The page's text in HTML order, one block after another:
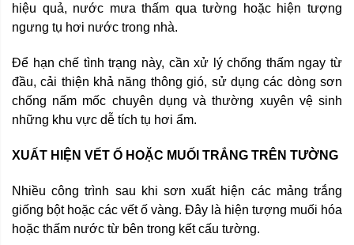
hiệu quả, nước mưa thấm qua tường hoặc hiện tượng
ngưng tụ hơi nước trong nhà.
Để hạn chế tình trạng này, cần xử lý chống thấm ngay từ
đầu, cải thiện khả năng thông gió, sử dụng các dòng sơn
chống nấm mốc chuyên dụng và thường xuyên vệ sinh
những khu vực dễ tích tụ hơi ẩm.
XUẤT HIỆN VẾT Ố HOẶC MUỐI TRẮNG TRÊN TƯỜNG
Nhiều công trình sau khi sơn xuất hiện các mảng trắng
giống bột hoặc các vết ố vàng. Đây là hiện tượng muối hóa
hoặc thấm nước từ bên trong kết cấu tường.